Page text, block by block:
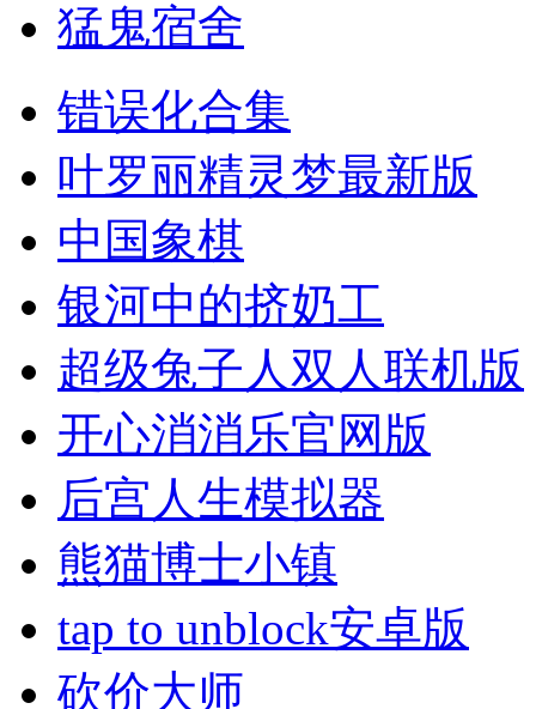
猛鬼宿舍
错误化合集
叶罗丽精灵梦最新版
中国象棋
银河中的挤奶工
超级兔子人双人联机版
开心消消乐官网版
后宫人生模拟器
熊猫博士小镇
tap to unblock安卓版
砍价大师